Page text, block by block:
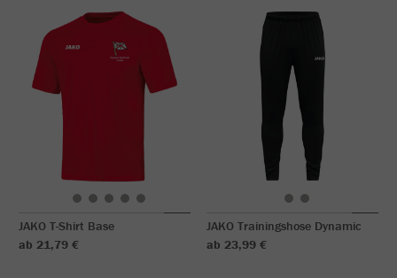
JAKO T-Shirt Base
ab 21,79 €
JAKO Trainingshose Dynamic
ab 23,99 €